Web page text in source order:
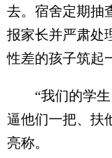
去。宿舍定期抽
报家长并严肃处
性差的孩子筑起
“我们的学生
逼他们一把、扶
亮称。